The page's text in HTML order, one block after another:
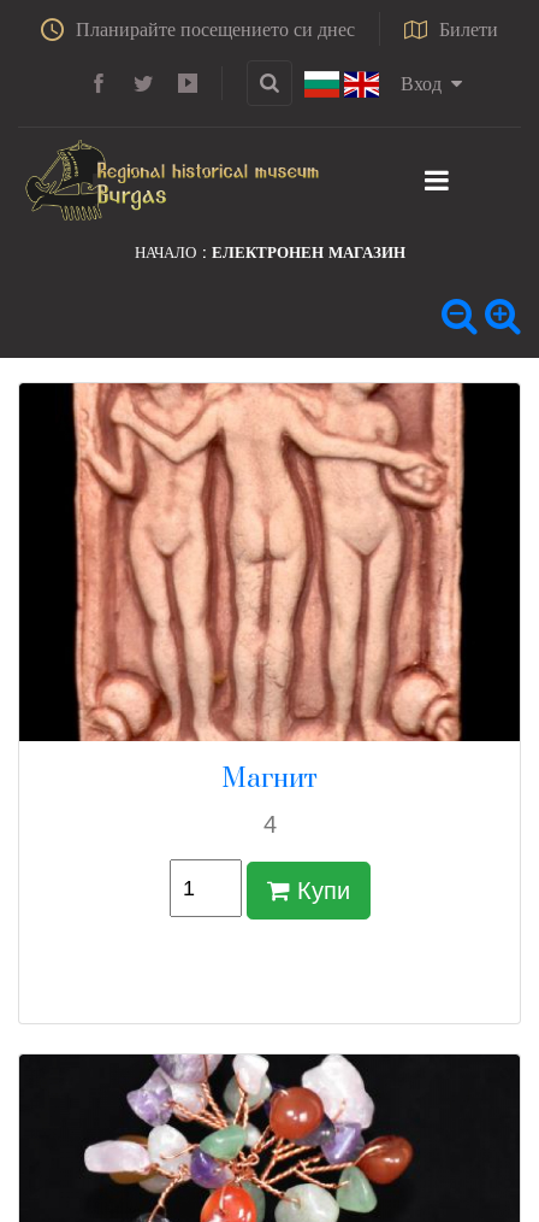
Планирайте посещението си днес Билети
Вход
НАЧАЛО ЕЛЕКТРОНЕН МАГАЗИН
Магнит
4
Купи